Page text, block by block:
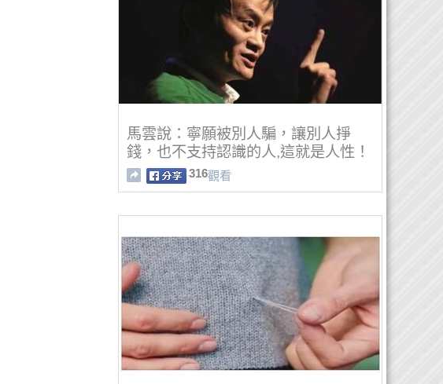
馬雲說：寧願被別人騙，讓別人掙
錢，也不支持認識的人,這就是人性！
316觀看